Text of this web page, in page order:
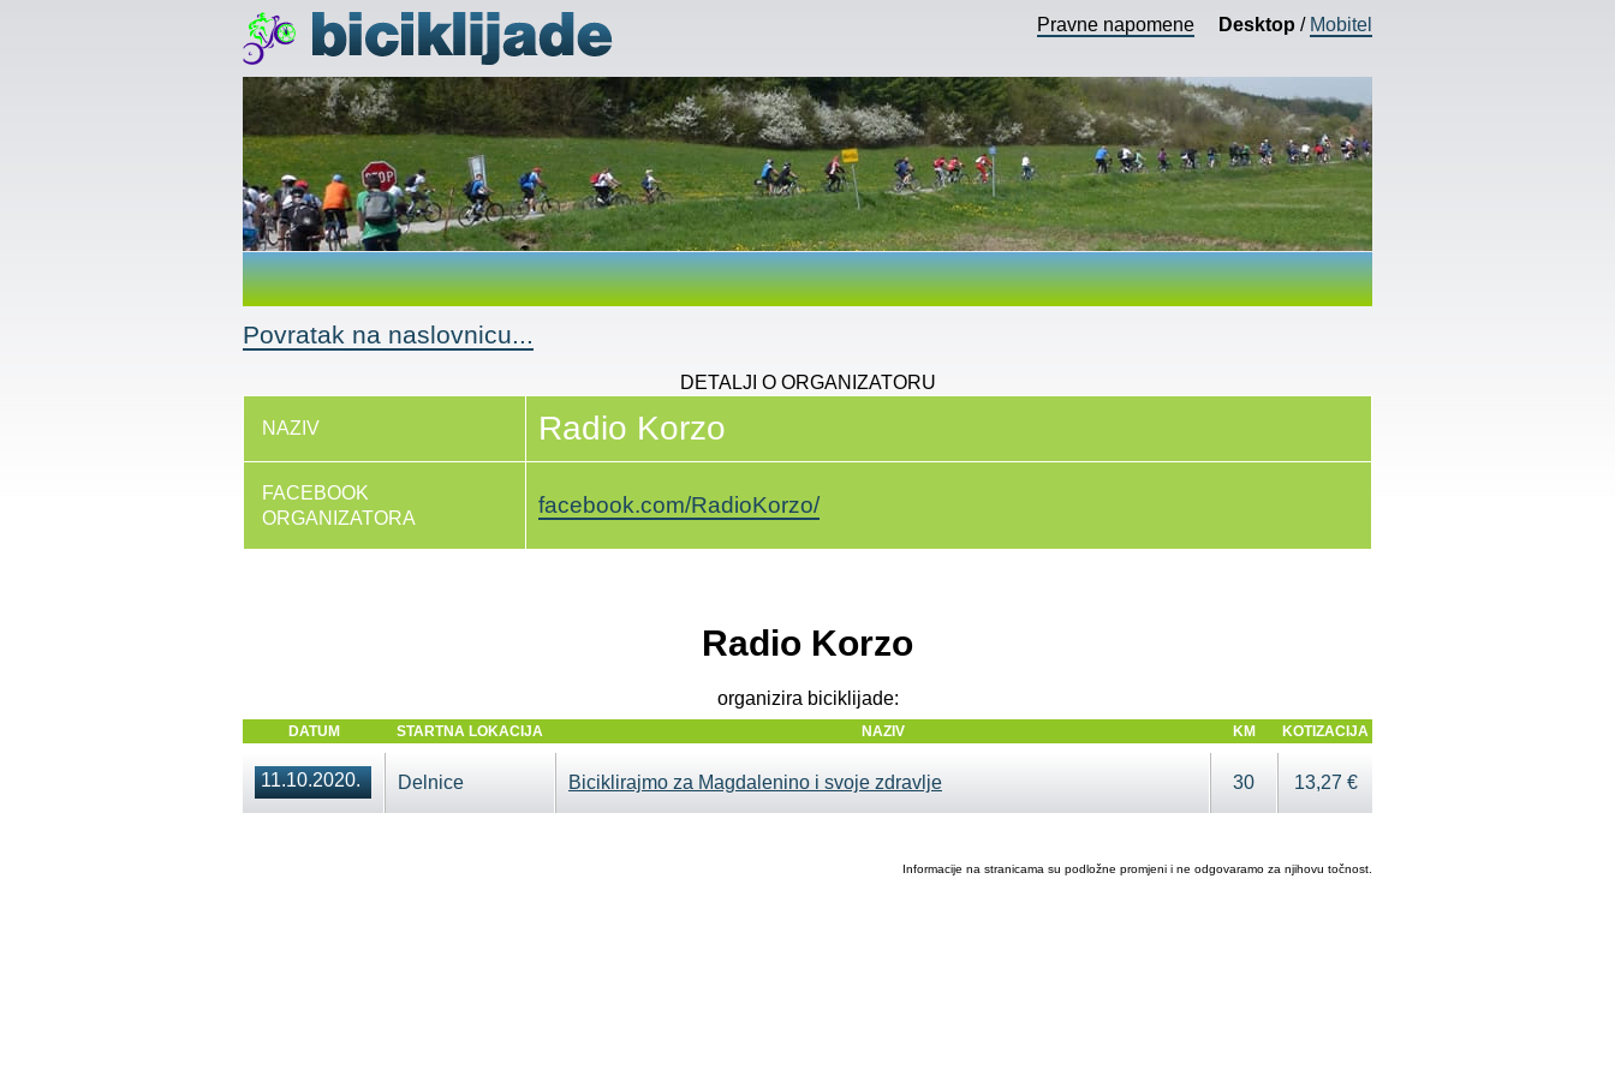
Pravne napomene Desktop / Mobitel
Povratak na naslovnicu...
DETALJI O ORGANIZATORU
NAZIV Radio Korzo
FACEBOOK
ORGANIZATORA
facebook.com/RadioKorzo/
Radio Korzo
organizira biciklijade:
DATUM STARTNA LOKACIJA NAZIV KM KOTIZACIJA
11.10.2020. Delnice Biciklirajmo za Magdalenino i svoje zdravlje 30 13,27 €
Informacije na stranicama su podložne promjeni i ne odgovaramo za njihovu točnost.